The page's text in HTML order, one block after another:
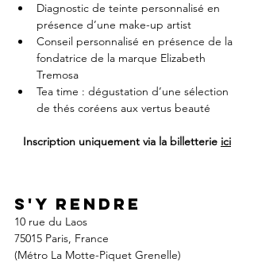
Diagnostic de teinte personnalisé en
présence d’une make-up artist
Conseil personnalisé en présence de la
fondatrice de la marque Elizabeth
Tremosa
Tea time : dégustation d’une sélection
de thés coréens aux vertus beauté
Inscription uniquement via la billetterie ici
S'y rendre
10 rue du Laos
75015 Paris, France
(Métro La Motte-Piquet Grenelle)